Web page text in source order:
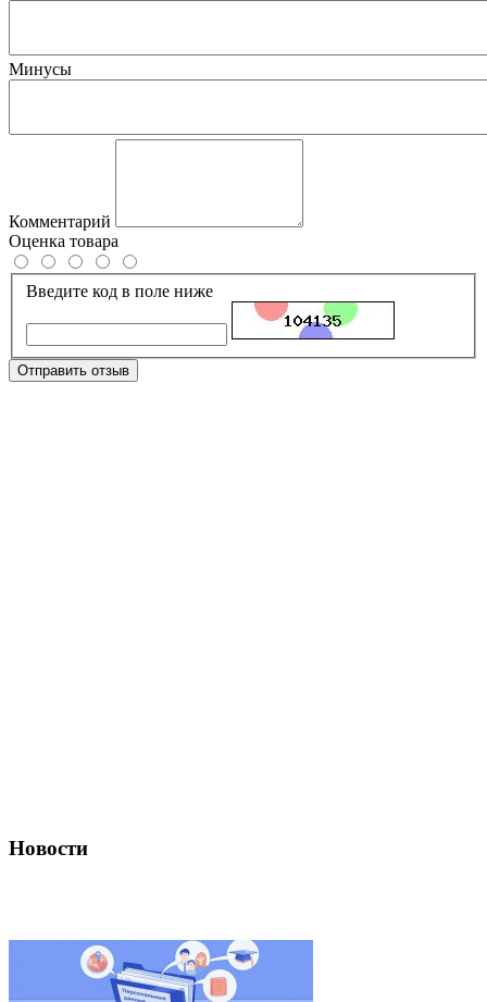
Минусы
Комментарий
Оценка товара
Введите код в поле ниже
Отправить отзыв
Новости